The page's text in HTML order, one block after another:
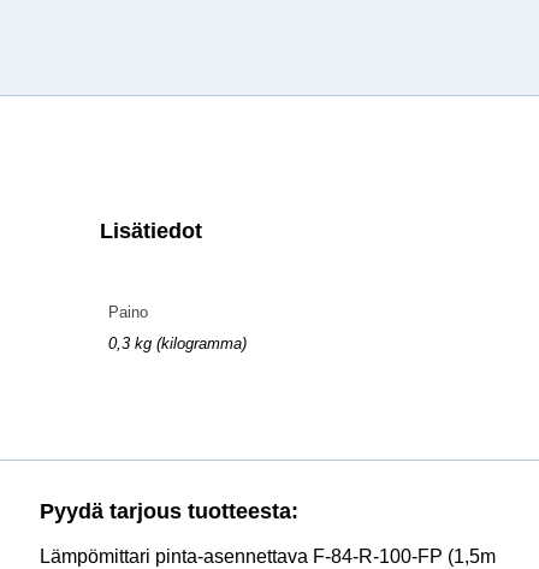
Lisätiedot
Paino
0,3 kg (kilogramma)
Pyydä tarjous tuotteesta:
Lämpömittari pinta-asennettava F-84-R-100-FP (1,5m